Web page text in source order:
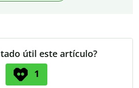
útil este artículo?
1